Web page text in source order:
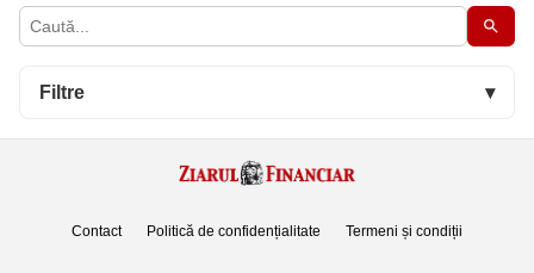
Filtre ▾
Contact Politică de confidențialitate Termeni și condiții